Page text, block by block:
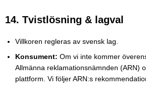
14. Tvistlösning & lagval
Villkoren regleras av svensk lag.
Konsument: Om vi inte kommer
Allmänna reklamationsnämnden (ARN)
plattform. Vi följer ARN:s